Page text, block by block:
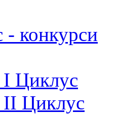
- конкурси
Циклус
Циклус